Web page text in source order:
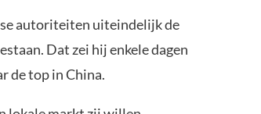
autoriteiten uiteindelijk de
Dat zei hij enkele dagen
de top in China.